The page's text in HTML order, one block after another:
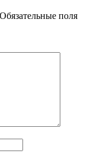
Обязательные поля